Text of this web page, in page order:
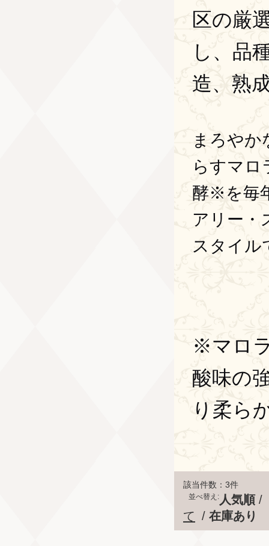
区の厳
し、品
造、熟
まろやか
らすマロ
酵※を毎
アリー・
スタイル
※マロ
酸味の
り柔ら
該当件数：3件
並べ替え: 人気順 /
て / 在庫あり